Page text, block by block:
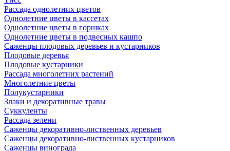
Рассада однолетних цветов
Однолетние цветы в кассетах
Однолетние цветы в горшках
Однолетние цветы в подвесных кашпо
Саженцы плодовых деревьев и кустарников
Плодовые деревья
Плодовые кустарники
Рассада многолетних растений
Многолетние цветы
Полукустарники
Злаки и декоративные травы
Суккуленты
Рассада зелени
Саженцы декоративно-лиственных деревьев
Саженцы декоративно-лиственных кустарников
Саженцы винограда